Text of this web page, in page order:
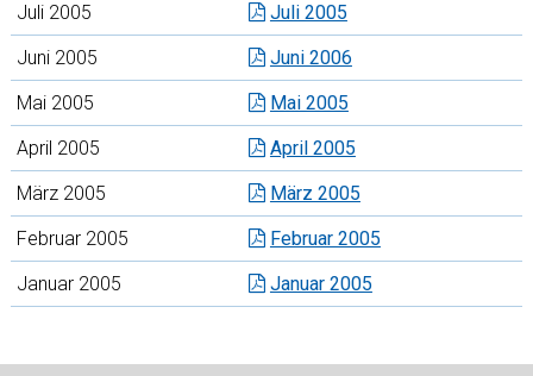
Juli 2005
Juli 2005
Juni 2005
Juni 2006
Mai 2005
Mai 2005
April 2005
April 2005
März 2005
März 2005
Februar 2005
Februar 2005
Januar 2005
Januar 2005